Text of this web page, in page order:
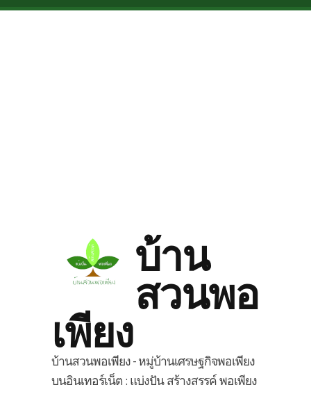
Skip to main content
บ้าน
สวนพอ
เพียง
บ้านสวนพอเพียง - หมู่บ้านเศรษฐกิจพอเพียง
บนอินเทอร์เน็ต : แบ่งปัน สร้างสรรค์ พอเพียง